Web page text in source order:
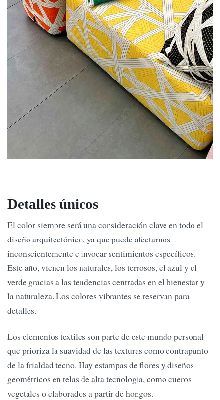
Detalles únicos
El color siempre será una consideración clave en todo el
diseño arquitectónico, ya que puede afectarnos
inconscientemente e invocar sentimientos específicos.
Este año, vienen los naturales, los terrosos, el azul y el
verde gracias a las tendencias centradas en el bienestar y
la naturaleza. Los colores vibrantes se reservan para
detalles.
Los elementos textiles son parte de este mundo personal
que prioriza la suavidad de las texturas como contrapunto
de la frialdad tecno. Hay estampas de flores y diseños
geométricos en telas de alta tecnologia, como cueros
vegetales o elaborados a partir de hongos.